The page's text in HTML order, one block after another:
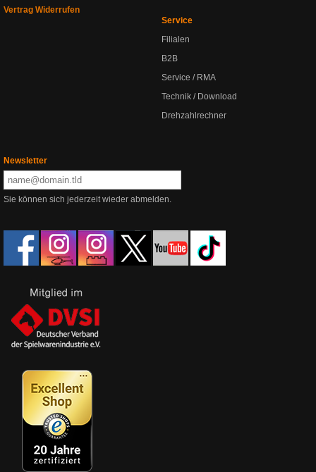
Vertrag Widerrufen
Service
Filialen
B2B
Service / RMA
Technik / Download
Drehzahlrechner
Newsletter
Sie können sich jederzeit wieder abmelden.